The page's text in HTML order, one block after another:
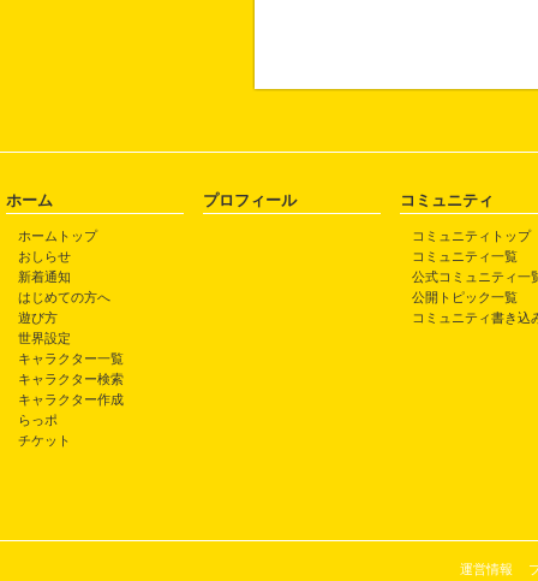
ホーム
ホームトップ
おしらせ
新着通知
はじめての方へ
遊び方
世界設定
キャラクター一覧
キャラクター検索
キャラクター作成
らっポ
チケット
プロフィール コミュニティ
コミュニティトップ
コミュニティ一覧
公式コミュニティ一
公開トピック一覧
コミュニティ書き込
運営情報